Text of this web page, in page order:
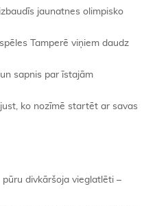
jaunatnes olimpisko
Tamperē viņiem daudz
sapnis par īstajām
ko nozīmē startēt ar savas
divkāršoja vieglatlēti –